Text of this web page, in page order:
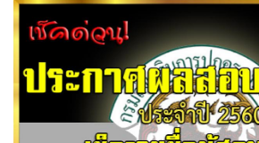
กรมทรัพย์สินทางปัญญา เปิดรับสมัครสอบ
ราชการ 4 อัตรา